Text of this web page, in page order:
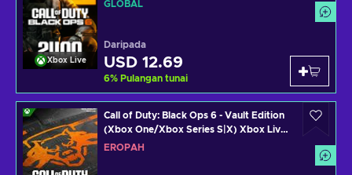
Xbox Live
GLOBAL
Daripada
USD 12.69
6% Pulangan tunai
Call of Duty: Black Ops 6 - Vault Edition
(Xbox One/Xbox Series S|X) Xbox Live
Key EUROPE
EROPAH